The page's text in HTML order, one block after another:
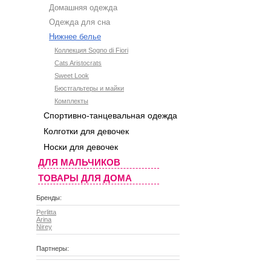
Домашняя одежда
Одежда для сна
Нижнее белье
Коллекция Sogno di Fiori
Cats Aristocrats
Sweet Look
Бюстгальтеры и майки
Комплекты
Спортивно-танцевальная одежда
Колготки для девочек
Носки для девочек
ДЛЯ МАЛЬЧИКОВ
ТОВАРЫ ДЛЯ ДОМА
Бренды:
Perlitta
Arina
Nirey
Партнеры: